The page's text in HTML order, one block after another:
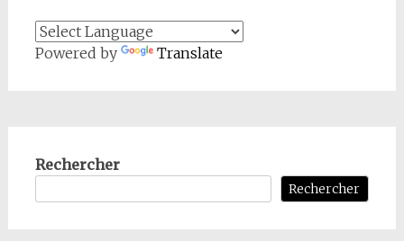
Powered by Translate
Rechercher
Rechercher